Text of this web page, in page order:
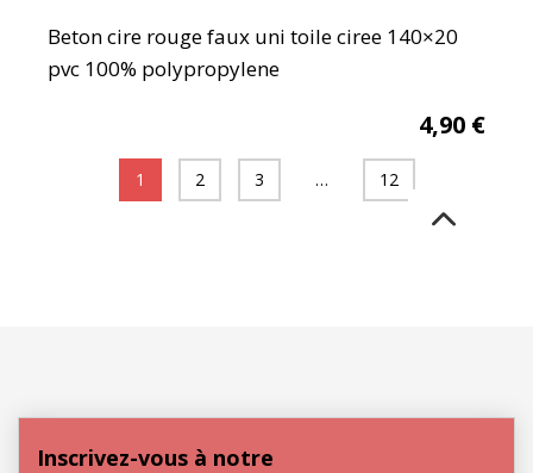
Beton cire rouge faux uni toile ciree 140×20
pvc 100% polypropylene
4,90 €
1 2 3 … 12
Inscrivez-vous à notre